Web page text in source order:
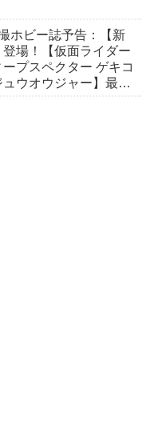
ホビー誌予告：【新
場！【仮面ライダー
プスペクター ゲキコ
ウオウジャー】最強